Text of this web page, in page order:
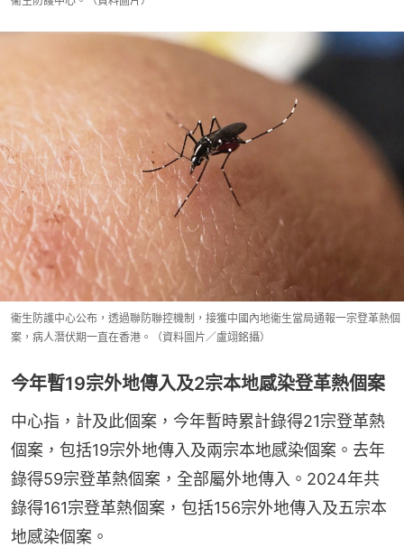
衞生防護中心公布，透過聯防聯控機制，接獲中國內地衞生當局通報一宗登革熱個
案，病人潛伏期一直在香港。（資料圖片／盧翊銘攝）
今年暫19宗外地傳入及2宗本地感染登革熱個案
中心指，計及此個案，今年暫時累計錄得21宗登革熱
個案，包括19宗外地傳入及兩宗本地感染個案。去年
錄得59宗登革熱個案，全部屬外地傳入。2024年共
錄得161宗登革熱個案，包括156宗外地傳入及五宗本
地感染個案。